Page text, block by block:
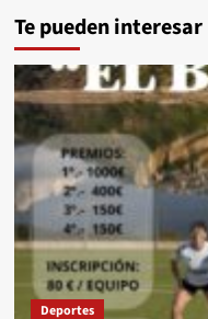
Te pueden interesar
Deportes